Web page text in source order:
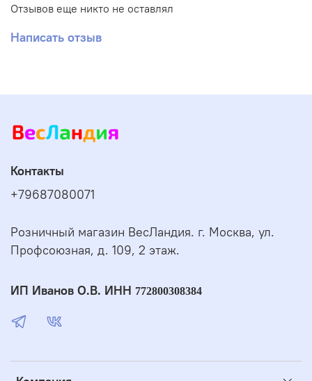
Отзывов еще никто не оставлял
Написать отзыв
Контакты
+79687080071
Розничный магазин ВесЛандия. г. Москва, ул.
Профсоюзная, д. 109, 2 этаж.
ИП Иванов О.В. ИНН 772800308384